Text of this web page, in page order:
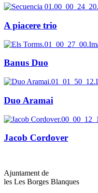
A piacere trio
Banus Duo
Duo Aramai
Jacob Cordover
Ajuntament de
les Les Borges Blanques